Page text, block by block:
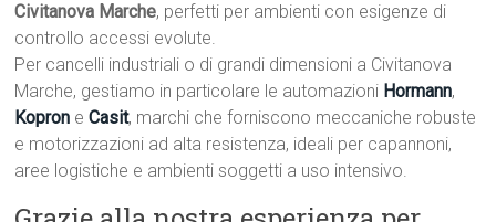
Civitanova Marche, perfetti per ambienti con esigenze di
controllo accessi evolute.
Per cancelli industriali o di grandi dimensioni a Civitanova
Marche, gestiamo in particolare le automazioni Hormann,
Kopron eCasit, marchi che forniscono meccaniche robuste
e motorizzazioni ad alta resistenza, ideali per capannoni,
aree logistiche e ambienti soggetti a uso intensivo.